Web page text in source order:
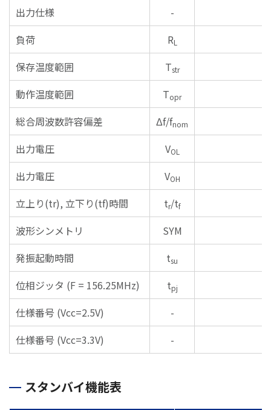
出力仕様
-
負荷
RL
保存温度範囲 Tstr
動作温度範囲 Topr
総合周波数許容偏差
Δf/fnom
出力電圧 VOL
出力電圧 VOH
立上り(tr), 立下り(tf)時間 tr/tf
波形シンメトリ
SYM
発振起動時間
tsu
位相ジッタ (F = 156.25MHz) tpj
仕様番号 (Vcc=2.5V) -
仕様番号 (Vcc=3.3V)
-
スタンバイ機能表